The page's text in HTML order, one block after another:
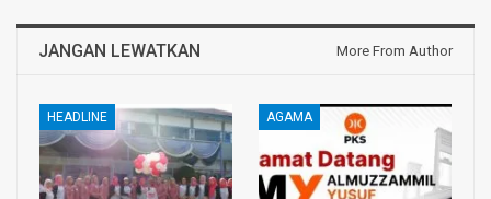
JANGAN LEWATKAN More From Author
HEADLINE AGAMA